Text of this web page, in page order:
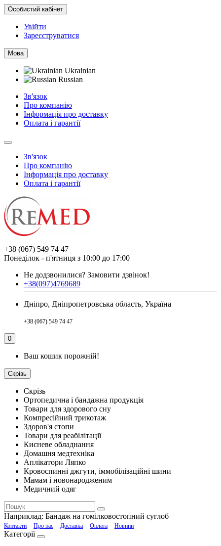
Особистий кабінет
Увійти
Зареєструватися
Мова
Ukrainian
Russian
Зв'язок
Про компанію
Інформація про доставку
Оплата і гарантії
Зв'язок
Про компанію
Інформація про доставку
Оплата і гарантії
+38 (067) 549 74 47
Понеділок - п'ятниця з 10:00 до 17:00
Не додзвонилися? Замовити дзвінок!
+38(097)4769689
Дніпро, Дніпропетровська область, Україна
+38 (067) 549 74 47
0
Ваш кошик порожній!
Скрізь
Скрізь
Ортопедична і бандажна продукція
Товари для здорового сну
Компресійний трикотаж
Здоров'я стопи
Товари для реабілітації
Кисневе обладнання
Домашня медтехніка
Аплікатори Ляпко
Кровоспинні джгути, іммобілізаційні шини
Мамам і новонародженим
Медичний одяг
Наприклад: Бандаж на гомілковостопний суглоб
Контакти Про нас Доставка Оплата Новини
Категорії